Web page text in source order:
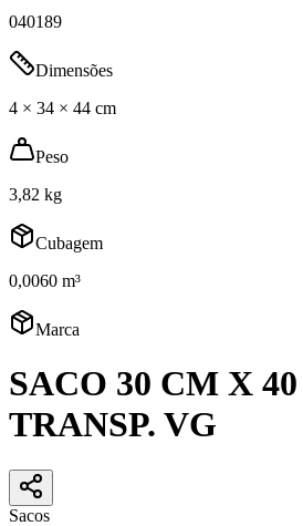
040189
Dimensões
4 × 34 × 44 cm
Peso
3,82 kg
Cubagem
0,0060 m³
Marca
SACO 30 CM X
TRANSP. VG
Sacos